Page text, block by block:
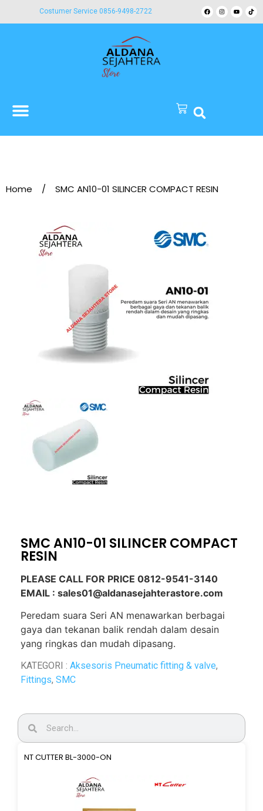
Costumer Service 0856-9498-2722
Home / SMC AN10-01 SILINCER COMPACT RESIN
SMC AN10-01 SILINCER COMPACT
RESIN
PLEASE CALL FOR PRICE 0812-9541-3140
EMAIL : sales01@aldanasejahterastore.com
Peredam suara Seri AN menawarkan berbagai
gaya dan tekanan balik rendah dalam desain
yang ringkas dan mudah dipasang.
KATEGORI : Aksesoris Pneumatic fitting & valve,
Fittings, SMC
NT CUTTER BL-3000-ON